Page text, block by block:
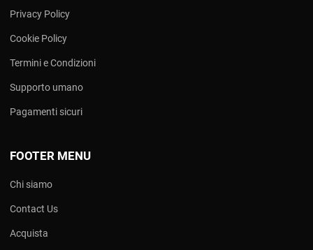
Privacy Policy
Cookie Policy
Termini e Condizioni
Supporto umano
Pagamenti sicuri
FOOTER MENU
Chi siamo
Contact Us
Acquista